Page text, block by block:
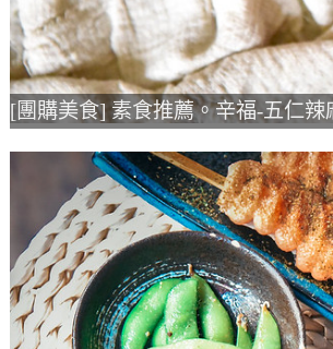
[團購美食] 素食推薦。辛福-五仁